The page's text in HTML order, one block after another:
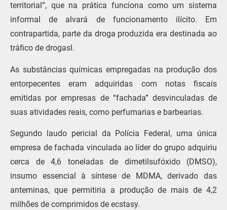
territorial”, que na prática funciona como um sistema
informal de alvará de funcionamento ilícito. Em
contrapartida, parte da droga produzida era destinada ao
tráfico de drogasl.
As substâncias químicas empregadas na produção dos
entorpecentes eram adquiridas com notas fiscais
emitidas por empresas de “fachada” desvinculadas de
suas atividades reais, como perfumarias e barbearias.
Segundo laudo pericial da Polícia Federal, uma única
empresa de fachada vinculada ao líder do grupo adquiriu
cerca de 4,6 toneladas de dimetilsufóxido (DMSO),
insumo essencial à síntese de MDMA, derivado das
anteminas, que permitiria a produção de mais de 4,2
milhões de comprimidos de ecstasy.